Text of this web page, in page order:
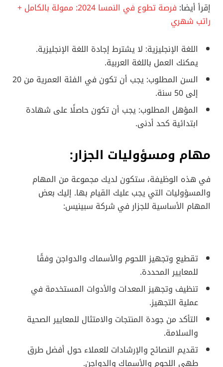
إقرأ أيضا:
فرصة تطوع في النمسا 2024: ممولة بالكامل +
راتب شهري
اللغة الإنجليزية: لا يشترط إجادة اللغة الإنجليزية.
يمكنك العمل باللغة العربية.
السن المطلوب: يجب أن تكون في الفئة العمرية من 20
إلى 50 سنة.
المؤهل المطلوب: يجب أن تكون حاصلًا على شهادة
ابتدائية كحد أدنى.
مهام ومسؤوليات الجزار:
في هذه الوظيفة، ستكون لديك مجموعة من المهام
والمسؤوليات التي يجب عليك القيام بها. إليك بعض
المهام الأساسية للجزار في شركة سبينيس:
تقطيع وتجهيز اللحوم والأسماك والدواجن وفقًا
للمعايير المحددة.
تنظيف وتجهيز المعدات والأدوات المستخدمة في
عملية التجهيز.
التأكد من جودة المنتجات والامتثال للمعايير الصحية
والسلامة.
تقديم النصائح والإرشادات للعملاء حول أفضل طرق
طهي اللحوم والأسماك والدواجن.